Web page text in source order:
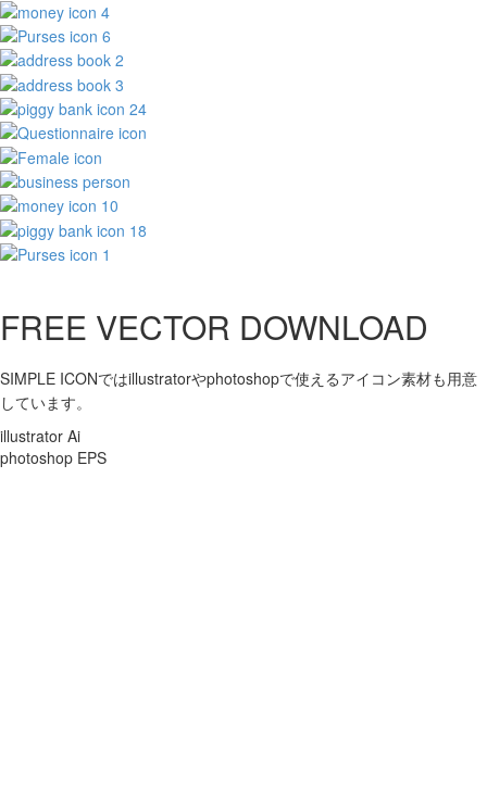
FREE VECTOR DOWNLOAD
SIMPLE ICONではillustratorやphotoshopで使えるアイコン素材も用意
しています。
illustrator Ai
photoshop EPS